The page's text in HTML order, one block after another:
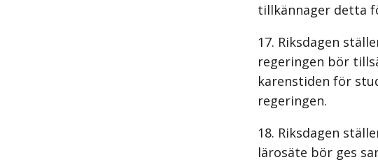
tillkännager detta
Riksdagen
regeringen bör
karenstiden för
regeringen.
Riksdagen
lärosäte bör ges